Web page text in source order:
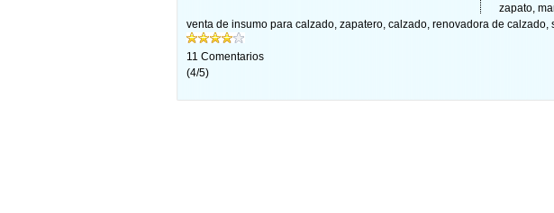
zapato,
venta de insumo para calzado, zapatero, calzado, renovadora de calzado,
11 Comentarios
(4/5)